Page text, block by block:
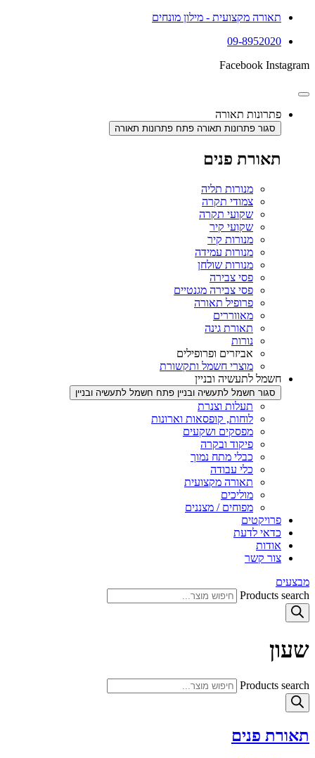
תאורה מקצועית - מילון מונחים
09-8952020
Facebook Instagram
פתרונות תאורה
סגור פתרונות תאורה פתח פתרונות תאורה
תאורת פנים
מנורות תליה
צמודי תקרה
שקועי תקרה
שקועי קיר
מנורות קיר
מנורות עמידה
מנורות שולחן
פסי צבירה
פסי צבירה מגנטיים
פרופיל תאורה
מאווררים
תאורת גינה
נורות
אביזרים ופרופילים
מוצרי חשמל ותקשורת
חשמל לתעשיה ובניין
סגור חשמל לתעשיה ובניין פתח חשמל לתעשיה ובניין
תעלות וצנרת
לוחות, קופסאות וארונות
מפסקים ושקעים
פיקוד ובקרה
כבלי מתח נמוך
כלי עבודה
תאורה מקצועית
מוליכים
מפוחים / מצננים
פרויקטים
כדאי לדעת
אודות
צור קשר
מבצעים
Products search
שעון
Products search
תאורת פנים